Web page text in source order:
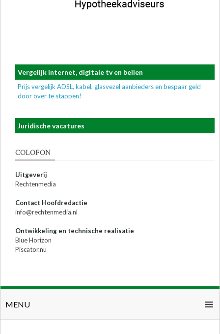
Vergelijk internet, digitale tv en bellen
Prijs vergelijk ADSL, kabel, glasvezel aanbieders en bespaar geld
door over te stappen!
Juridische vacatures
COLOFON
Uitgeverij
Rechtenmedia
Contact Hoofdredactie
info@rechtenmedia.nl
Ontwikkeling en technische realisatie
Blue Horizon
Piscator.nu
MENU